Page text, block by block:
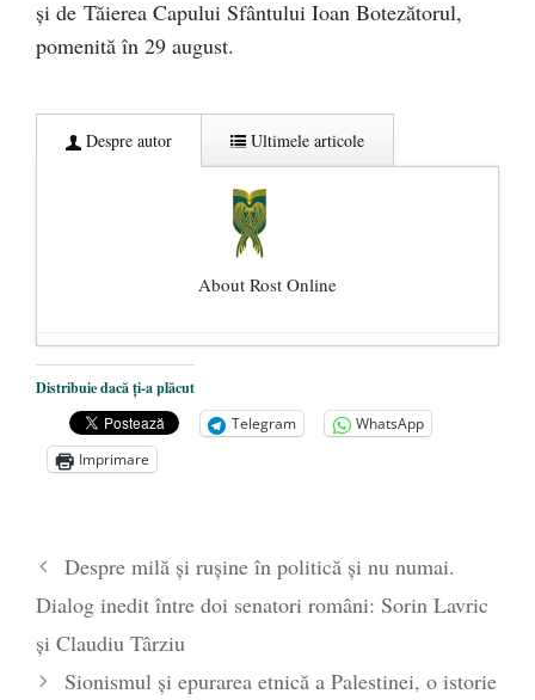
și de Tăierea Capului Sfântului Ioan Botezătorul,
pomenită în 29 august.
Despre autor Ultimele articole
About Rost Online
Dezvăluiri cutremurătoare despre
președintele Ucrainei, Volodymyr
Zelensky
- 13 mai 2026
Statul care servește Națiunea
poetului Octavian Goga, înlăturat din Iași
- 16 aprilie 2026
Distribuie dacă ți-a plăcut
Telegram
WhatsApp
Imprimare
Despre milă și rușine în politică și nu numai.
Dialog inedit între doi senatori români: Sorin Lavric
și Claudiu Târziu
Sionismul și epurarea etnică a Palestinei, o istorie